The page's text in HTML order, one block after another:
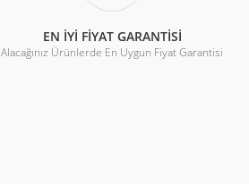
EN İYİ FİYAT GARANTİSİ
Alacağınız Ürünlerde En Uygun Fiyat Garantisi